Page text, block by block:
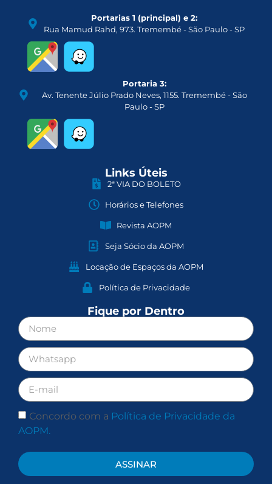
Portarias 1 (principal) e 2:
Rua Mamud Rahd, 973. Tremembé - São Paulo - SP
Portaria 3:
Av. Tenente Júlio Prado Neves, 1155. Tremembé - São
Paulo - SP
Links Úteis
2ª VIA DO BOLETO
Horários e Telefones
Revista AOPM
Seja Sócio da AOPM
Locação de Espaços da AOPM
Política de Privacidade
Fique por Dentro
Concordo com a Política de Privacidade da
AOPM.
ASSINAR